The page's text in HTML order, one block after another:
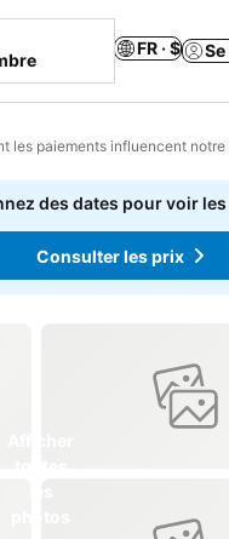
FR · $
les paiements influencent
des dates pour voir
Consulter les prix